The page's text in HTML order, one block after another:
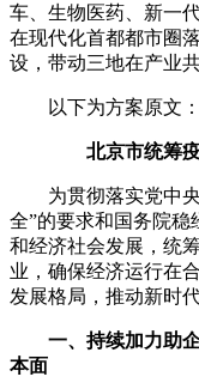
车、生物医药、新一
在现代化首都都市圈
设，带动三地在产业
以下为方案原文：
北京市统筹
为贯彻落实党中
全”的要求和国务院
和经济社会发展，统
业，确保经济运行在
发展格局，推动新时
一、持续加力助
本面